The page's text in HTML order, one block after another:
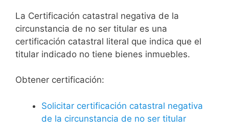
La Certificación catastral negativa de la
circunstancia de no ser titular es una
certificación catastral literal que indica que el
titular indicado no tiene bienes inmuebles.
Obtener certificación:
Solicitar certificación catastral negativa
de la circunstancia de no ser titular